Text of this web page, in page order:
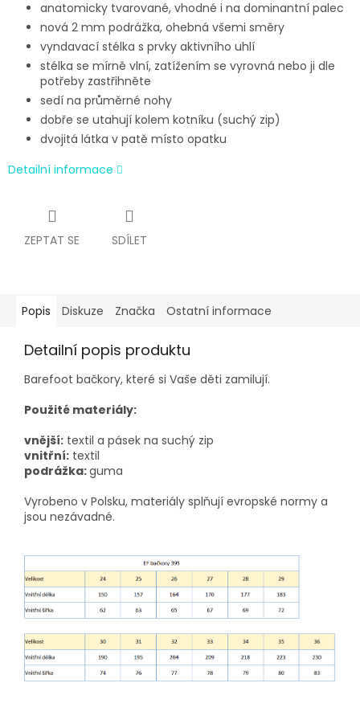
anatomicky tvarované, vhodné i na dominantní palec
nová 2 mm podrážka, ohebná všemi směry
vyndavací stélka s prvky aktivního uhlí
stélka se mírně vlní, zatížením se vyrovná nebo ji dle
potřeby zastřihněte
sedí na průměrné nohy
dobře se utahují kolem kotníku (suchý zip)
dvojitá látka v patě místo opatku
Detailní informace
ZEPTAT SE SDÍLET
Popis Diskuze Značka Ostatní informace
Detailní popis produktu
Barefoot bačkory, které si Vaše děti zamilují.
Použité materiály:
vnější: textil a pásek na suchý zip
vnitřní: textil
podrážka:guma
Vyrobeno v Polsku, materiály splňují evropské normy a
jsou nezávadné.